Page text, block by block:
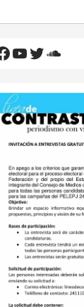
YouTube
Twitter